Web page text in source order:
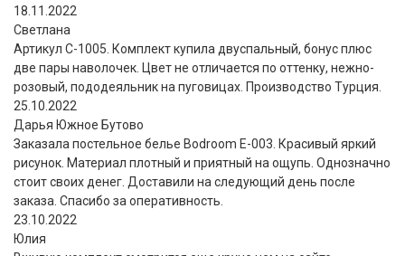
18.11.2022
Светлана
Артикул С-1005. Комплект купила двуспальный, бонус плюс
две пары наволочек. Цвет не отличается по оттенку, нежно-
розовый, пододеяльник на пуговицах. Производство Турция.
25.10.2022
Дарья Южное Бутово
Заказала постельное белье Bodroom E-003. Красивый яркий
рисунок. Материал плотный и приятный на ощупь. Однозначно
стоит своих денег. Доставили на следующий день после
заказа. Спасибо за оперативность.
23.10.2022
Юлия